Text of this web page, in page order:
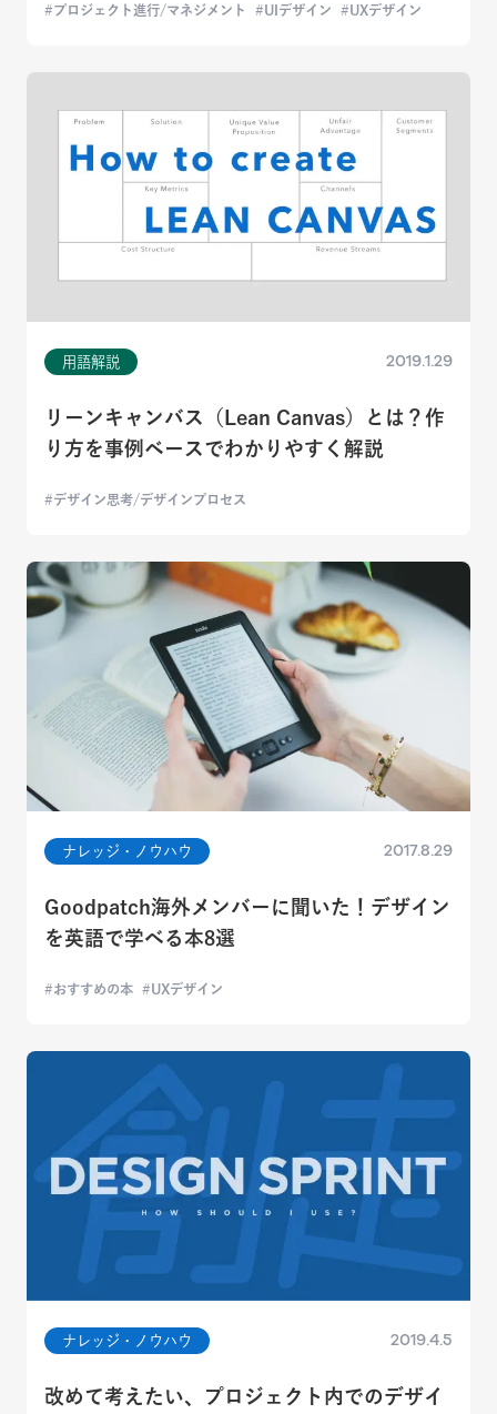
プロジェクト進行/マネジメント
UIデザイン UXデザイン
用語解説 2019.1.29
リーンキャンバス（Lean Canvas）とは？作
り方を事例ベースでわかりやすく解説
デザイン思考/デザインプロセス
ナレッジ・ノウハウ 2017.8.29
Goodpatch海外メンバーに聞いた！デザイン
を英語で学べる本8選
おすすめの本 UXデザイン
ナレッジ・ノウハウ 2019.4.5
改めて考えたい、プロジェクト内でのデザイ